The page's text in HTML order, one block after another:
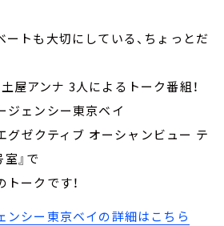
トも大切にしている、ちょっとだ
屋アンナ 3人によるトーク番組！
ジェンシー東京ベイ
グゼクティブ オーシャンビュー テ
』で
ークです！
ンシー東京ベイの詳細はこちら